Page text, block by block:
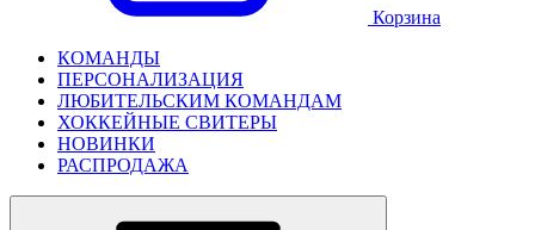
Корзина
КОМАНДЫ
ПЕРСОНАЛИЗАЦИЯ
ЛЮБИТЕЛЬСКИМ КОМАНДАМ
ХОККЕЙНЫЕ СВИТЕРЫ
НОВИНКИ
РАСПРОДАЖА